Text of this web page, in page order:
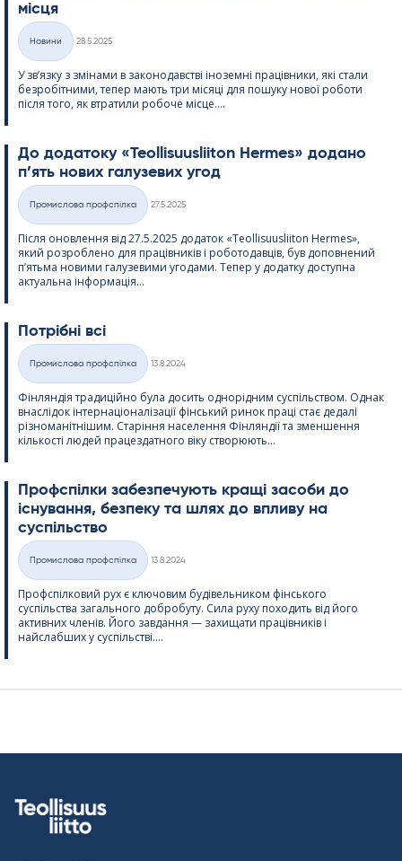
місця
Категорії
Новини
28.5.2025
У зв’язку з змінами в законодавстві іноземні працівники, які стали
безробітними, тепер мають три місяці для пошуку нової роботи
після того, як втратили робоче місце....
До додатоку «Teol­li­suus­lii­ton Her­mes» додано
п’ять нових галузевих угод
Категорії
Промислова профспілка
27.5.2025
Після оновлення від 27.5.2025 додаток «Teol­li­suus­lii­ton Her­mes»,
який розроблено для працівників і роботодавців, був доповнений
п’ятьма новими галузевими угодами. Тепер у додатку доступна
актуальна інформація...
Потрібні всі
Категорії
Промислова профспілка
13.8.2024
Фінляндія традиційно була досить однорідним суспільством. Однак
внаслідок інтернаціоналізації фінський ринок праці стає дедалі
різноманітнішим. Старіння населення Фінляндії та зменшення
кількості людей працездатного віку створюють...
Профспілки забезпечують кращі засоби до
існування, безпеку та шлях до впливу на
суспільство
Категорії
Промислова профспілка
13.8.2024
Профспілковий рух є ключовим будівельником фінського
суспільства загального добробуту. Сила руху походить від його
активних членів. Його завдання — захищати працівників і
найслабших у суспільстві....